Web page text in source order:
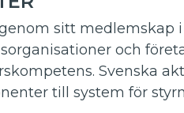
sitt medlemskap
och
Svenska
till system för